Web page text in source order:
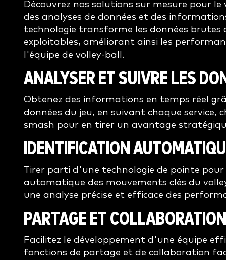
Découvrez nos solutions sur mesure pour
des analyses de données et des
technologie transforme les données brutes
exploitables, améliorant ainsi les
l'équipe de volley-ball.
ANALYSER ET SUIVRE LES
Obtenez des informations en temps réel
données du jeu, en suivant chaque service,
smash pour en tirer un avantage
IDENTIFICATION
Tirer parti d'une technologie de pointe
automatique des mouvements clés du
une analyse précise et efficace des
PARTAGE ET COLLABORATION
Facilitez le développement d'une équipe
fonctions de partage et de collaboration